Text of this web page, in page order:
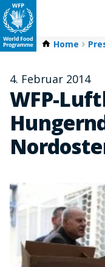
Home
4. Februar 2014
WFP-